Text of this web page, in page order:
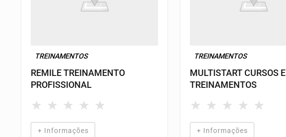
TREINAMENTOS
REMILE TREINAMENTO
PROFISSIONAL
★ ★ ★ ★ ★
+ Informações
TREINAMENTOS
MULTISTART CURSOS E
TREINAMENTOS
★ ★ ★ ★ ★
+ Informações